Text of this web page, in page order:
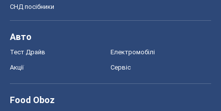
СНД посібники
Авто
Тест Драйв Електромобілі
Акції Сервіс
Food Oboz